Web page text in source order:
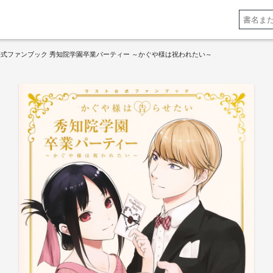
ファンブック 秀知院学園卒業パーティー ～かぐや様は祝われたい～